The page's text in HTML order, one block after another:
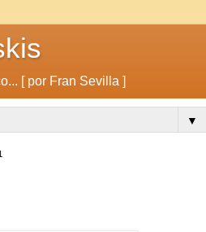
[ por Fran Sevilla ]
▼